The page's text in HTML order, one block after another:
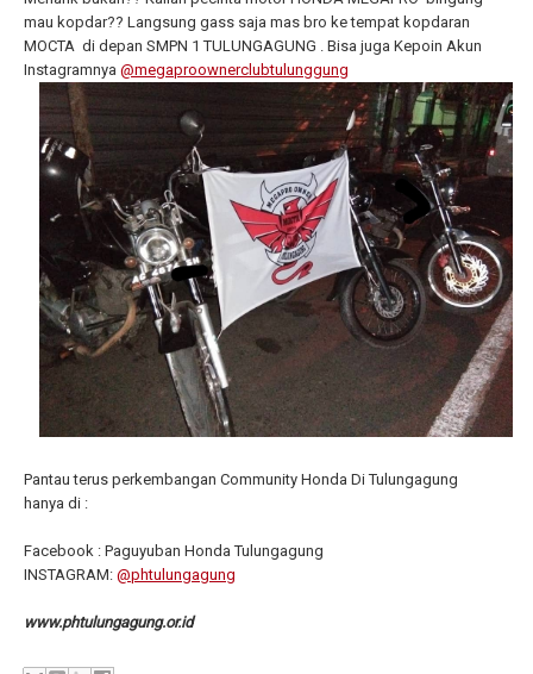
mau kopdar?? Langsung gass saja mas bro ke tempat kopdaran
MOCTA di depan SMPN 1 TULUNGAGUNG . Bisa juga Kepoin Akun
Instagramnya @megaproownerclubtulunggung
Pantau terus perkembangan Community Honda Di Tulungagung
hanya di :
Facebook : Paguyuban Honda Tulungagung
INSTAGRAM: @phtulungagung
www.phtulungagung.or.id